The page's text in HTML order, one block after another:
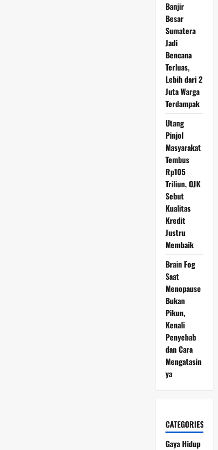
Banjir
Besar
Sumatera
Jadi
Bencana
Terluas,
Lebih dari 2
Juta Warga
Terdampak
Utang
Pinjol
Masyarakat
Tembus
Rp105
Triliun, OJK
Sebut
Kualitas
Kredit
Justru
Membaik
Brain Fog
Saat
Menopause
Bukan
Pikun,
Kenali
Penyebab
dan Cara
Mengatasin
ya
CATEGORIES
Gaya Hidup